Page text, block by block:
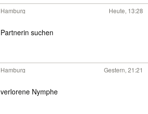
Hamburg Heute, 13:28
Partnerin suchen
Hamburg Gestern, 21:21
verlorene Nymphe